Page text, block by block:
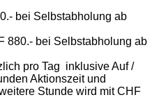
bei Selbstabholung ab
880.- bei Selbstabholung ab
pro Tag inklusive Auf /
Aktionszeit und
Stunde wird mit CHF